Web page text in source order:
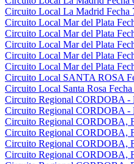
Circuito Local La Madrid Fecha
Circuito Local Mar del Plata
Circuito Local Mar del Plata
Circuito Local Mar del Plata
Circuito Local Mar del Plata
Circuito Local Mar del Plata
Circuito Local SANTA ROSA
Circuito Local Santa Rosa Fecha
Circuito Regional CORDOBA
Circuito Regional CORDOBA
Circuito Regional CORDOBA,
Circuito Regional CORDOBA,
Circuito Regional CORDOBA,
Circuito Regional CORDOBA,